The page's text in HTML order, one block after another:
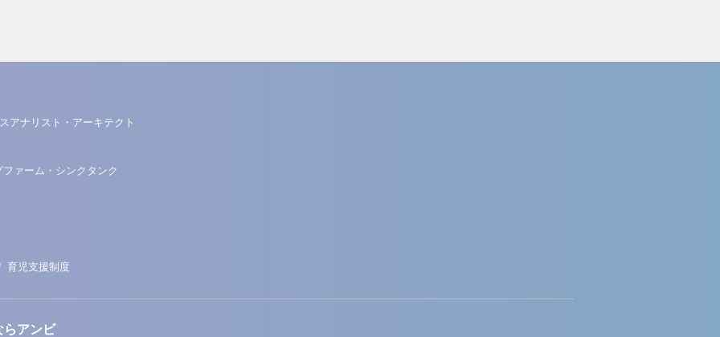
アナリスト・アーキテクト
ァーム・シンクタンク
育児支援制度
らアンビ